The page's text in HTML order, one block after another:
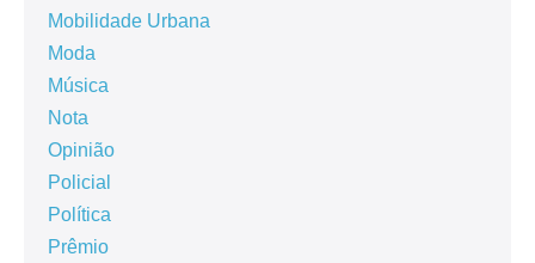
Mobilidade Urbana
Moda
Música
Nota
Opinião
Policial
Política
Prêmio